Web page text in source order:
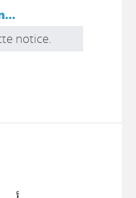
notice.